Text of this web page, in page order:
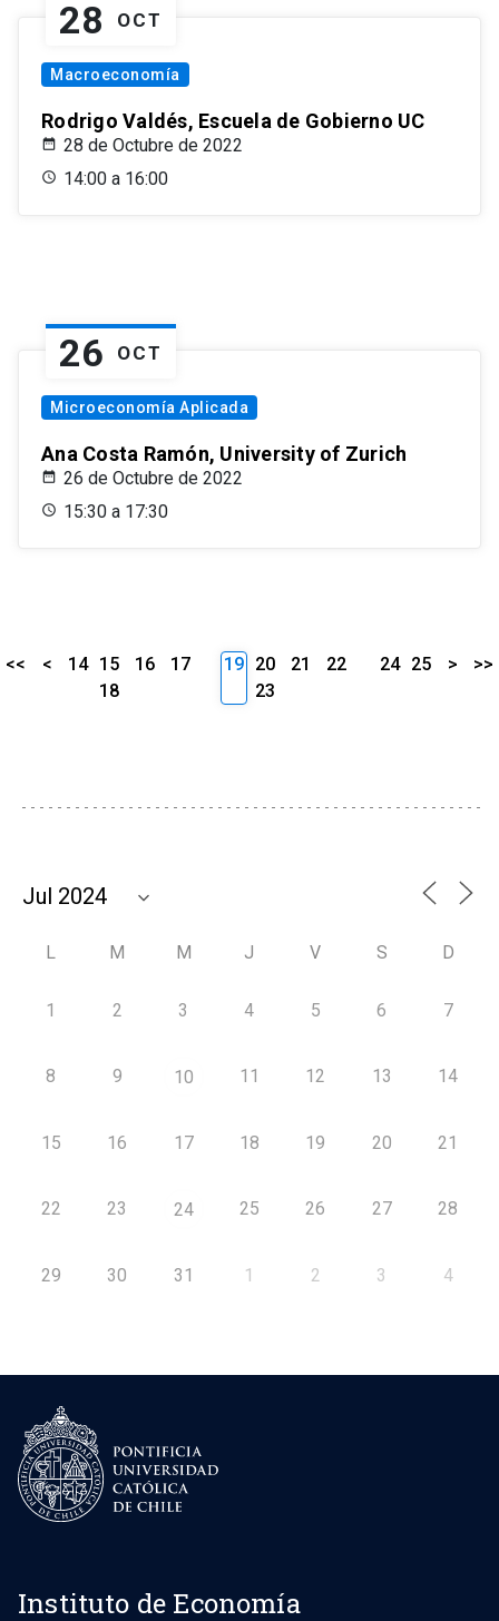
28 OCT
Macroeconomía
Rodrigo Valdés, Escuela de Gobierno UC
28 de Octubre de 2022
14:00 a 16:00
26 OCT
Microeconomía Aplicada
Ana Costa Ramón, University of Zurich
26 de Octubre de 2022
15:30 a 17:30
<< < 14 15 16
17
18
19 20 21
22
23
24 25 > >>
L M M J V S D
1 2 3 4 5 6 7
8 9 10 11 12 13 14
15 16 17 18 19 20 21
22 23 24 25 26 27 28
29 30 31 1 2 3 4
Instituto de Economía